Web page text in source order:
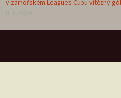
v zámořském Leagues Cupu vítězný gól